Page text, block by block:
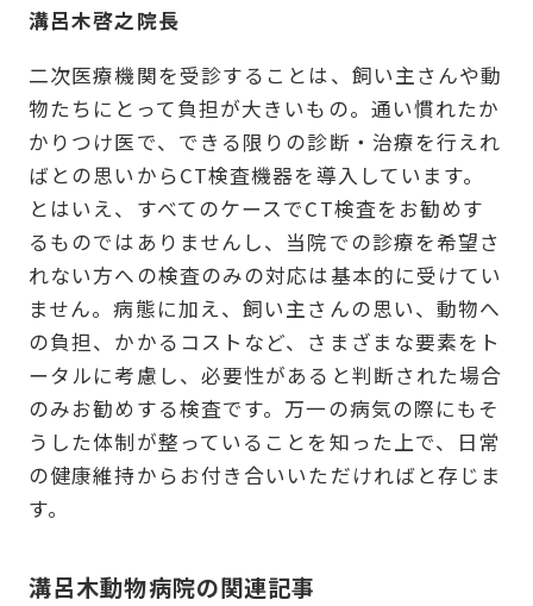
溝呂木啓之院長
二次医療機関を受診することは、飼い主さんや動
物たちにとって負担が大きいもの。通い慣れたか
かりつけ医で、できる限りの診断・治療を行えれ
ばとの思いからCT検査機器を導入しています。
とはいえ、すべてのケースでCT検査をお勧めす
るものではありませんし、当院での診療を希望さ
れない方への検査のみの対応は基本的に受けてい
ません。病態に加え、飼い主さんの思い、動物へ
の負担、かかるコストなど、さまざまな要素をト
ータルに考慮し、必要性があると判断された場合
のみお勧めする検査です。万一の病気の際にもそ
うした体制が整っていることを知った上で、日常
の健康維持からお付き合いいただければと存じま
す。
溝呂木動物病院の関連記事